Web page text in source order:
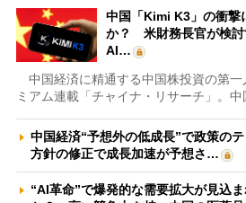
中国「Kimi K3」の衝撃
か？ 米財務長官が検討
AI…
中国経済に精通する中国株投資の第一
ミアム連載「チャイナ・リサーチ」。
中国経済“予想外の低成長”で政策の
方針の修正で成長加速が予想さ…
“AI革命”で爆発的な需要拡大が見込